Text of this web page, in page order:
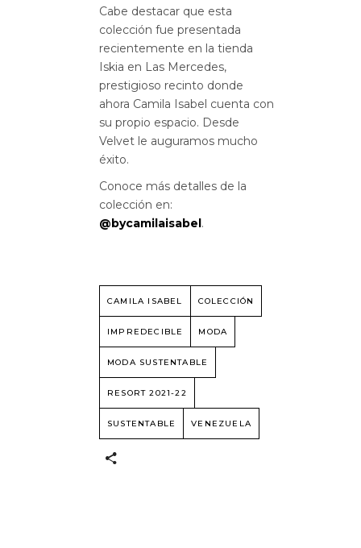
Cabe destacar que esta
colección fue presentada
recientemente en la tienda
Iskia en Las Mercedes,
prestigioso recinto donde
ahora Camila Isabel cuenta con
su propio espacio. Desde
Velvet le auguramos mucho
éxito.
Conoce más detalles de la
colección en:
@bycamilaisabel .
CAMILA ISABEL COLECCIÓN
IMPREDECIBLE MODA
MODA SUSTENTABLE
RESORT 2021-22
SUSTENTABLE VENEZUELA